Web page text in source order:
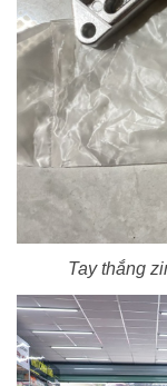
Tay thắng